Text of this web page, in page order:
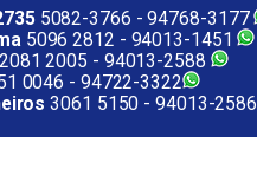
5082-3766 -94768-3177
5096 2812 - 94013-1451
2081 2005 - 94013-2588
0046 - 94722-3322
3061 5150 -94013-2586